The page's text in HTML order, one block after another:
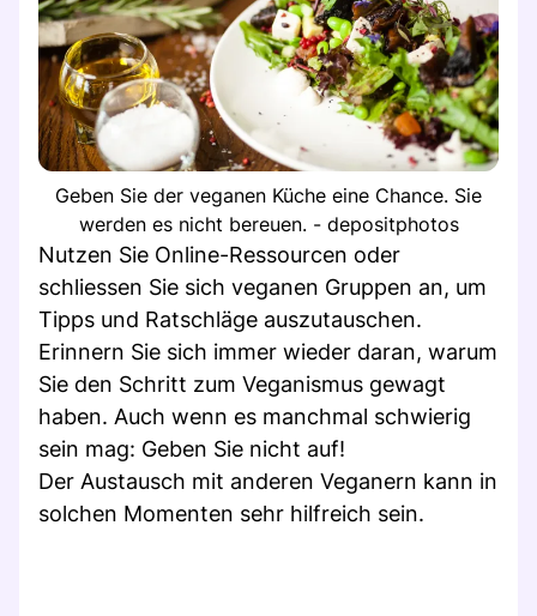
Geben Sie der veganen Küche eine Chance. Sie
werden es nicht bereuen. - depositphotos
Nutzen Sie Online-Ressourcen oder
schliessen Sie sich veganen Gruppen an, um
Tipps und Ratschläge auszutauschen.
Erinnern Sie sich immer wieder daran, warum
Sie den Schritt zum Veganismus gewagt
haben. Auch wenn es manchmal schwierig
sein mag: Geben Sie nicht auf!
Der Austausch mit anderen Veganern kann in
solchen Momenten sehr hilfreich sein.